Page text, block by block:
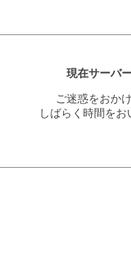
現在サーバ
ご迷惑をおか
しばらく時間を